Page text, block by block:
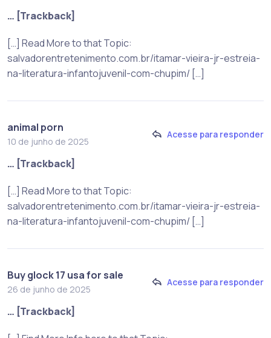
… [Trackback]
[…] Read More to that Topic:
salvadorentretenimento.com.br/itamar-vieira-jr-estreia-
na-literatura-infantojuvenil-com-chupim/ […]
animal porn
10 de junho de 2025
Acesse para responder
… [Trackback]
[…] Read More to that Topic:
salvadorentretenimento.com.br/itamar-vieira-jr-estreia-
na-literatura-infantojuvenil-com-chupim/ […]
Buy glock 17 usa for sale
26 de junho de 2025
Acesse para responder
… [Trackback]